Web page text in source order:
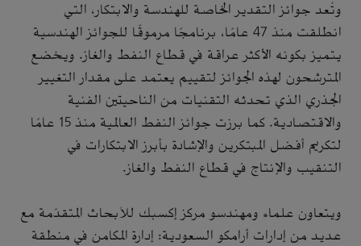
وتُعد جوائز التقدير الخاصة للهندسة والابتكار، التي
انطلقت منذ 47 عامًا، برنامجًا مرموقًا للجوائز الهندسية
يتميز بكونه الأكثر عراقة في قطاع النفط والغاز. ويخضع
المترشحون لهذه الجوائز لتقييم يعتمد على مقدار التغيير
الجذري الذي تحدثه التقنيات من الناحيتين الفنية
والاقتصادية. كما برزت جوائز النفط العالمية منذ 15 عامًا
لتكريم أفضل المبتكرين والإشادة بأبرز الابتكارات في
التنقيب والإنتاج في قطاع النفط والغاز.
ويتعاون علماء ومهندسو مركز إكسبك للأبحاث المتقدّمة مع
عديد من إدارات أرامكو السعودية: إدارة المكامن في منطقة